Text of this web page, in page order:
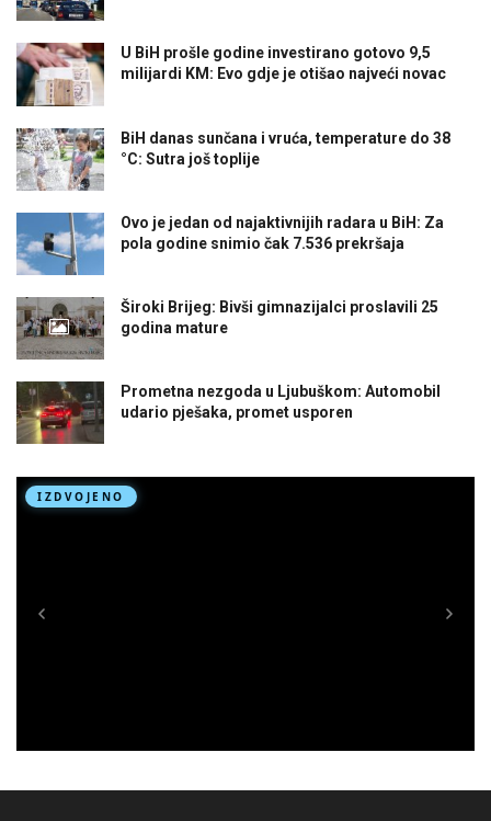
U BiH prošle godine investirano gotovo 9,5
milijardi KM: Evo gdje je otišao najveći novac
BiH danas sunčana i vruća, temperature do 38
°C: Sutra još toplije
Ovo je jedan od najaktivnijih radara u BiH: Za
pola godine snimio čak 7.536 prekršaja
Široki Brijeg: Bivši gimnazijalci proslavili 25
godina mature
Prometna nezgoda u Ljubuškom: Automobil
udario pješaka, promet usporen